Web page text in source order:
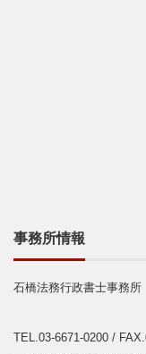
事務所情報
石橋法務行政書士事務所
TEL.03-6671-0200 /